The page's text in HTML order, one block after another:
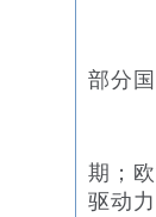
今
部分
期；
驱动